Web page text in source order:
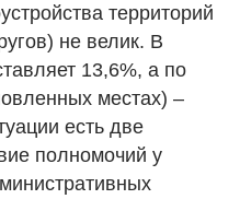
территорий
не велик. В
13,6%, а по
местах) –
есть две
полномочий у